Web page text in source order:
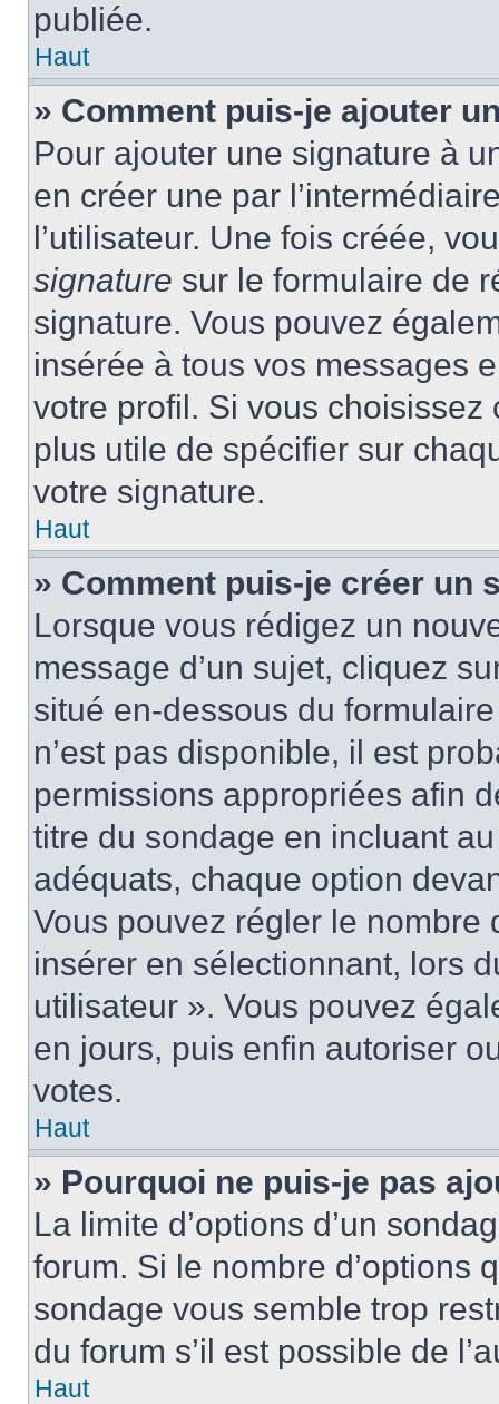
publiée.
Haut
» Comment puis-je ajouter
Pour ajouter une signature à
en créer une par
l’utilisateur. Une fois créée,
signature sur le formulaire de
signature. Vous pouvez
insérée à tous vos messages
votre profil. Si vous
plus utile de spécifier sur
votre signature.
Haut
» Comment puis-je créer un
Lorsque vous rédigez un
message d’un sujet, cliquez
situé en-dessous du
n’est pas disponible, il est
permissions appropriées afin
titre du sondage en incluant
adéquats, chaque option
Vous pouvez régler le nombre
insérer en sélectionnant, lors
utilisateur ». Vous pouvez
en jours, puis enfin autoriser
votes.
Haut
» Pourquoi ne puis-je pas
La limite d’options d’un
forum. Si le nombre d’options
sondage vous semble trop
du forum s’il est possible de
Haut